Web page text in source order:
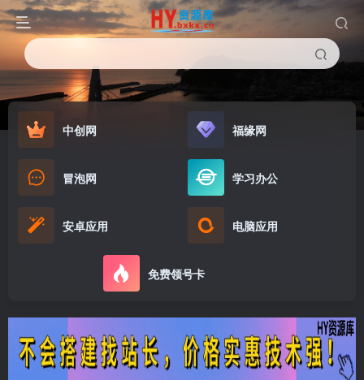
中创网 福缘网
冒泡网 学习办公
安卓应用 电脑应用
免费领号卡